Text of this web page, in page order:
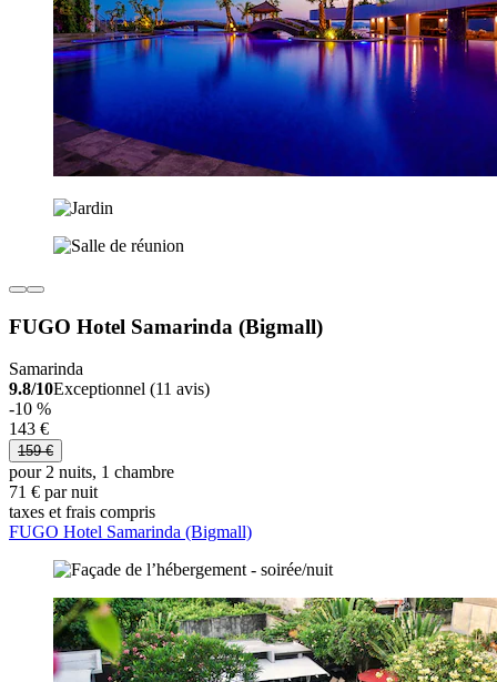
FUGO Hotel Samarinda (Bigmall)
Samarinda
9.8/10Exceptionnel (11 avis)
-10 %
143 €
159 €
pour 2 nuits, 1 chambre
71 € par nuit
taxes et frais compris
FUGO Hotel Samarinda (Bigmall)